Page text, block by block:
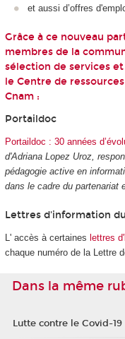
et aussi d’offres
Grâce à ce nouveau
membres de la
sélection de services
le Centre de
Cnam :
Portaildoc
Portaildoc : 30 années
d'Adriana Lopez Uroz,
pédagogie active en
dans le cadre du partenariat
Lettres d'information
L' accès à certaines lettres
chaque numéro de la Lettre
Dans la même
Lutte contre le Covid-19